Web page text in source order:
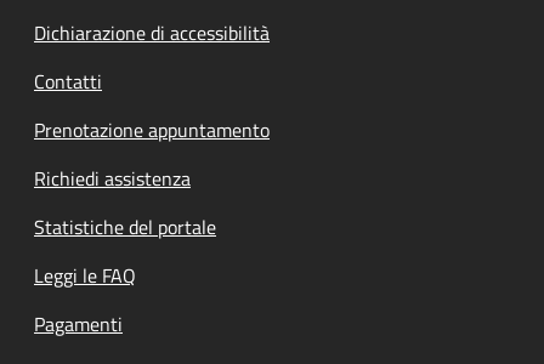
Dichiarazione di accessibilità
Contatti
Prenotazione appuntamento
Richiedi assistenza
Statistiche del portale
Leggi le FAQ
Pagamenti